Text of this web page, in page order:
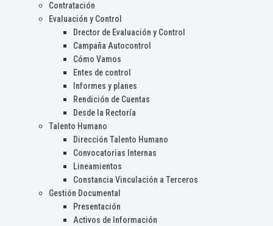
Contratación
Evaluación y Control
Drector de Evaluación y Control
Campaña Autocontrol
Cómo Vamos
Entes de control
Informes y planes
Rendición de Cuentas
Desde la Rectoría
Talento Humano
Dirección Talento Humano
Convocatorias Internas
Lineamientos
Constancia Vinculación a Terceros
Gestión Documental
Presentación
Activos de Información